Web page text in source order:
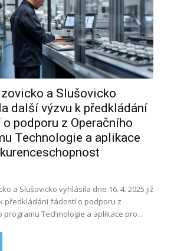
a Slušovicko
další výzvu k předkládání
podporu z Operačního
Technologie a aplikace
a Slušovicko vyhlásila dne 16. 4. 2025 již
předkládání žádostí o podporu z
programu Technologie a aplikace pro...